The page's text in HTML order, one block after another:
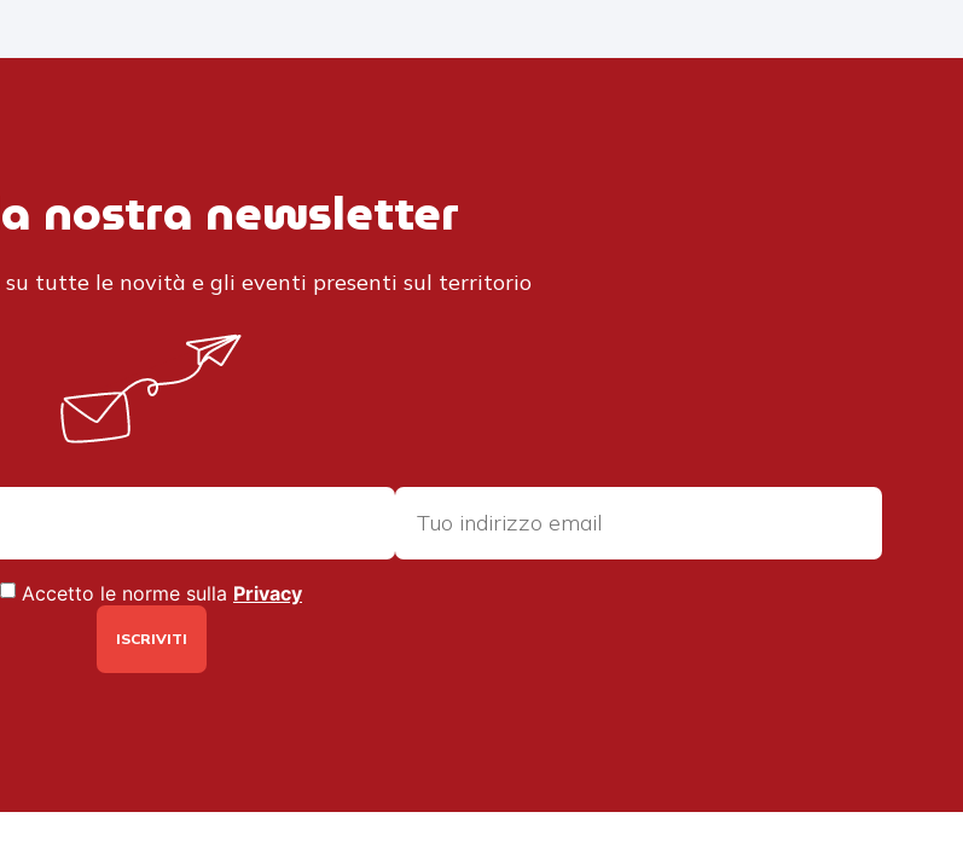
nostra newsletter
tutte le novità e gli eventi presenti sul territorio
Accetto le norme sulla Privacy